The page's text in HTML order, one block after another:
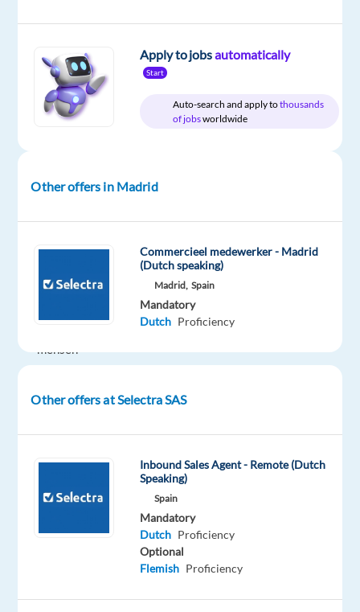
op
naar
een
internationale
in
werkt?
praat
mensen
via
telefoon
verkopen?
ons
Apply to jobsautomatically
Start
Auto-search and apply tothousands
of jobsworldwide
Other offers in Madrid
Commercieel medewerker - Madrid
(Dutch speaking)
Madrid, Spain
Mandatory
Dutch Proficiency
Other offers at Selectra SAS
Inbound Sales Agent - Remote (Dutch
Speaking)
Spain
Mandatory
Dutch Proficiency
Optional
Flemish Proficiency